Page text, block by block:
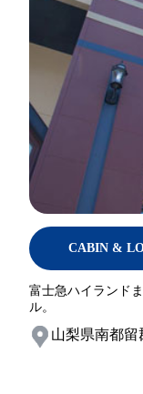
CABIN &
富士急ハイランド
ル。
山梨県南都